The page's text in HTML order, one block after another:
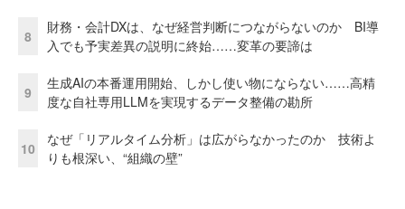
8
財務・会計DXは、なぜ経営判断につながらないのか BI導
入でも予実差異の説明に終始……変革の要諦は
9
生成AIの本番運用開始、しかし使い物にならない……高精
度な自社専用LLMを実現するデータ整備の勘所
10
なぜ「リアルタイム分析」は広がらなかったのか 技術よ
りも根深い、“組織の壁”